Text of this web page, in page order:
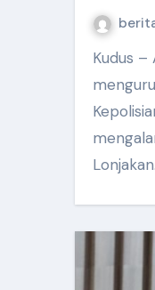
Drive
Kudus – Antusiasme masyarakat dalam